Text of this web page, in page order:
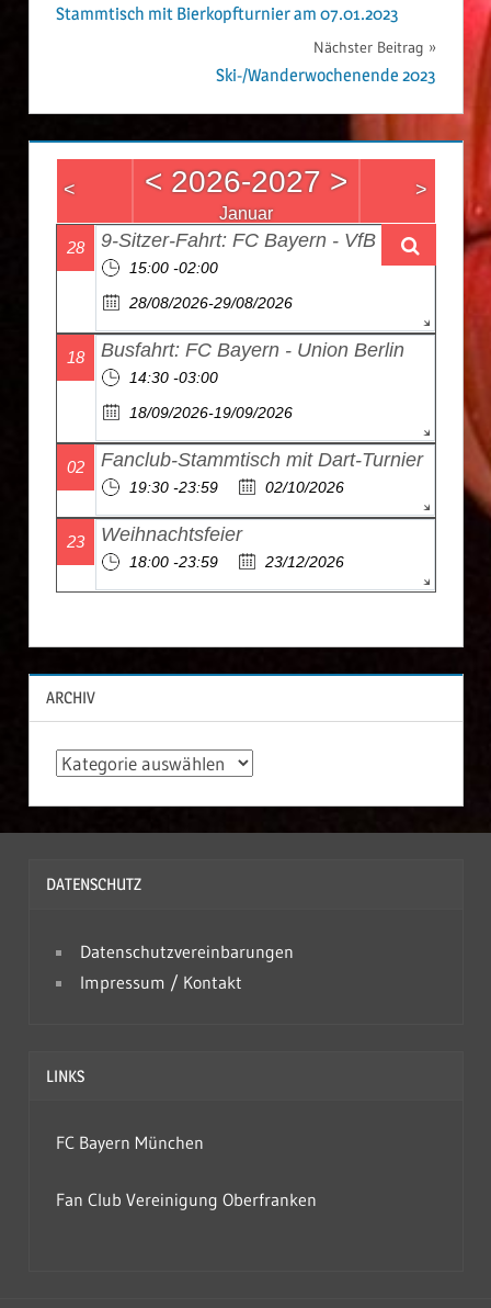
Beitrags-
Stammtisch mit Bierkopfturnier am 07.01.2023
Nächster Beitrag
Ski-/Wanderwochenende 2023
< <2026-2027 >
Januar
>
28 9-Sitzer-Fahrt: FC Bayern - VfB Stuttgart
15:00 -02:00
28/08/2026-29/08/2026
18 Busfahrt: FC Bayern - Union Berlin
14:30 -03:00
18/09/2026-19/09/2026
02 Fanclub-Stammtisch mit Dart-Turnier
19:30 -23:59 02/10/2026
23 Weihnachtsfeier
18:00 -23:59 23/12/2026
ARCHIV
A
i
DATENSCHUTZ
Datenschutzvereinbarungen
Impressum / Kontakt
LINKS
FC Bayern München
Fan Club Vereinigung Oberfranken